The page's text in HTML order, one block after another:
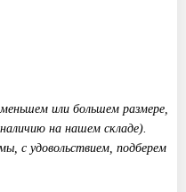
или большем размере,
на нашем складе).
с удовольствием, подберем